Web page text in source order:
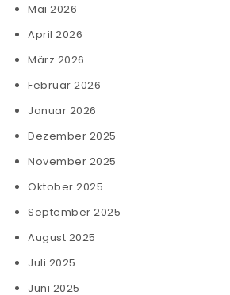
Mai 2026
April 2026
März 2026
Februar 2026
Januar 2026
Dezember 2025
November 2025
Oktober 2025
September 2025
August 2025
Juli 2025
Juni 2025